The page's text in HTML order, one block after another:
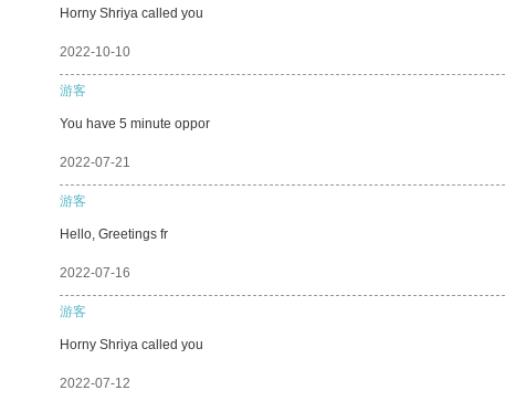
Horny Shriya called you
2022-10-10
游客
You have 5 minute oppor
2022-07-21
游客
Hello, Greetings fr
2022-07-16
游客
Horny Shriya called you
2022-07-12